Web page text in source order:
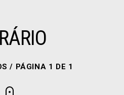
/ PÁGINA 1 DE 1